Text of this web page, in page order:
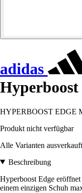
adidas
Hyperboost
HYPERBOOST EDGE
Produkt nicht verfügbar
Alle Varianten ausverkauft
Beschreibung
Hyperboost Edge
einem einzigen Schuh